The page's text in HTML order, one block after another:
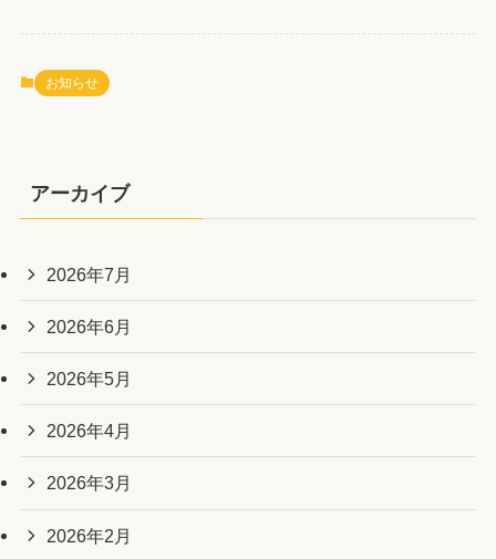
お知らせ
アーカイブ
2026年7月
2026年6月
2026年5月
2026年4月
2026年3月
2026年2月